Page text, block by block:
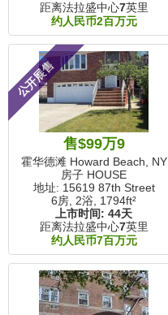
距离法拉盛中心7英里
约人民币2百万元
公开展售
售$99万9
霍华德滩 Howard Beach, NY
房子 HOUSE
地址: 15619 87th Street
6房, 2浴, 1794ft²
上市时间: 44天
距离法拉盛中心7英里
约人民币7百万元